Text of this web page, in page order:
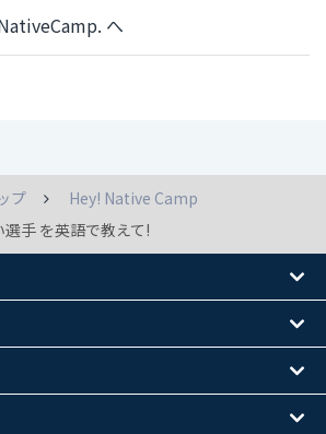
へ
プ
Hey! Native Camp
手 を英語で教えて!